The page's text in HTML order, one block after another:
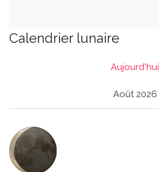
Calendrier lunaire
Aujourd'hui
Août 2026